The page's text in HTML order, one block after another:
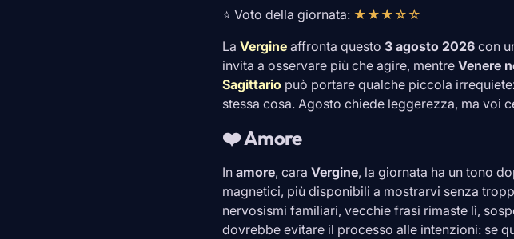
⭐ Voto della giornata: ★★★☆☆
La Vergine affronta questo 3 agosto 2026 con
invita a osservare più che agire, mentre Venere
Sagittario può portare qualche piccola
stessa cosa. Agosto chiede leggerezza, ma voi
❤️ Amore
In amore, cara Vergine, la giornata ha un tono
magnetici, più disponibili a mostrarvi senza
nervosismi familiari, vecchie frasi rimaste lì,
dovrebbe evitare il processo alle intenzioni: se